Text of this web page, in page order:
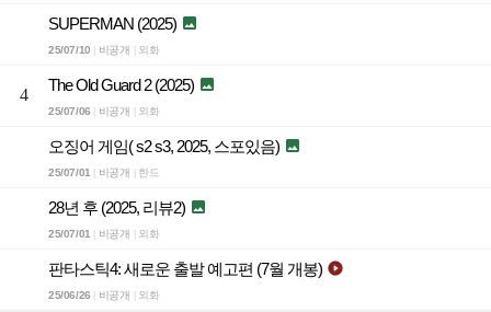
SUPERMAN (2025) 
25/07/10 비공개 외화
4
The Old Guard 2 (2025) 
25/07/06 비공개 외화
오징어 게임( s2 s3, 2025, 스포있음) 
25/07/01| 비공개 한드
28년 후 (2025, 리뷰2) 
25/07/01| 비공개 외화
판타스틱4: 새로운 출발 예고편 (7월 개봉) 
25/06/26 비공개 외화